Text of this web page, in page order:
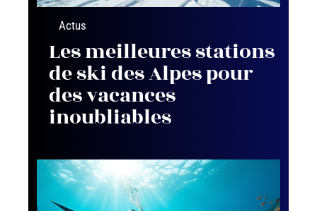
Actus
Les meilleures stations
de ski des Alpes pour
des vacances
inoubliables